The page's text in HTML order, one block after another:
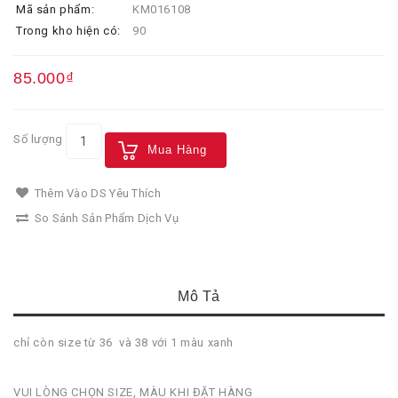
Mã sản phẩm:
KM016108
Trong kho hiện có:
90
85.000₫
Số lượng
Mua Hàng
Thêm Vào DS Yêu Thích
So Sánh Sản Phẩm Dịch Vụ
Mô Tả
chỉ còn size từ 36 và 38 với 1 màu xanh
VUI LÒNG CHỌN SIZE, MÀU KHI ĐẶT HÀNG